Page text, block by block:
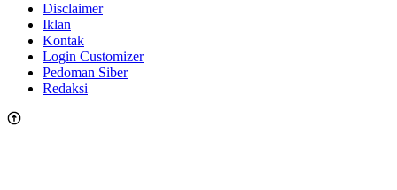
Disclaimer
Iklan
Kontak
Login Customizer
Pedoman Siber
Redaksi